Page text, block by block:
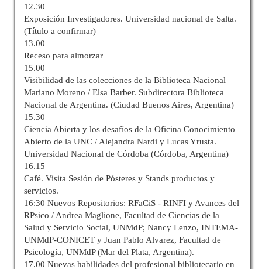
12.30
Exposición Investigadores. Universidad nacional de Salta.
(Título a confirmar)
13.00
Receso para almorzar
15.00
Visibilidad de las colecciones de la Biblioteca Nacional
Mariano Moreno / Elsa Barber. Subdirectora Biblioteca
Nacional de Argentina. (Ciudad Buenos Aires, Argentina)
15.30
Ciencia Abierta y los desafíos de la Oficina Conocimiento
Abierto de la UNC / Alejandra Nardi y Lucas Yrusta.
Universidad Nacional de Córdoba (Córdoba, Argentina)
16.15
Café. Visita Sesión de Pósteres y Stands productos y
servicios.
16:30 Nuevos Repositorios: RFaCiS - RINFI y Avances del
RPsico / Andrea Maglione, Facultad de Ciencias de la
Salud y Servicio Social, UNMdP; Nancy Lenzo, INTEMA-
UNMdP-CONICET y Juan Pablo Alvarez, Facultad de
Psicología, UNMdP (Mar del Plata, Argentina).
17.00 Nuevas habilidades del profesional bibliotecario en